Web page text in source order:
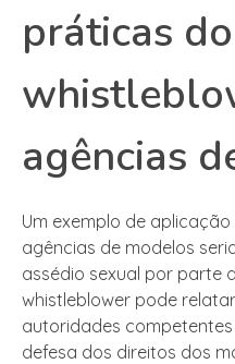
práticas do
agências
Um exemplo de
agências de modelos
assédio sexual por parte
whistleblower pode
autoridades
defesa dos direitos dos